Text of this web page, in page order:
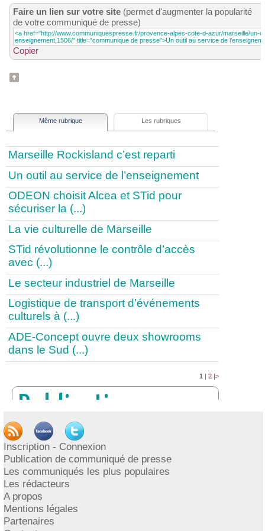
Faire un lien sur votre site (permet d'augmenter la popularité
de votre communiqué de presse)
Copier
Même rubrique Les rubriques
Marseille Rockisland c’est reparti
Un outil au service de l’enseignement
ODEON choisit Alcea et STid pour
sécuriser la (...)
La vie culturelle de Marseille
STid révolutionne le contrôle d’accès
avec (...)
Le secteur industriel de Marseille
Logistique de transport d’événements
culturels à (...)
ADE-Concept ouvre deux showrooms
dans le Sud (...)
1 |2 |>
Publication
PUBLIER UN COMMUNIQUÉ
DE PRESSE
INSCRIPTION / CONNEXION
Inscription - Connexion
Publication de communiqué de presse
Les communiqués les plus populaires
Les rédacteurs
A propos
Mentions légales
Partenaires